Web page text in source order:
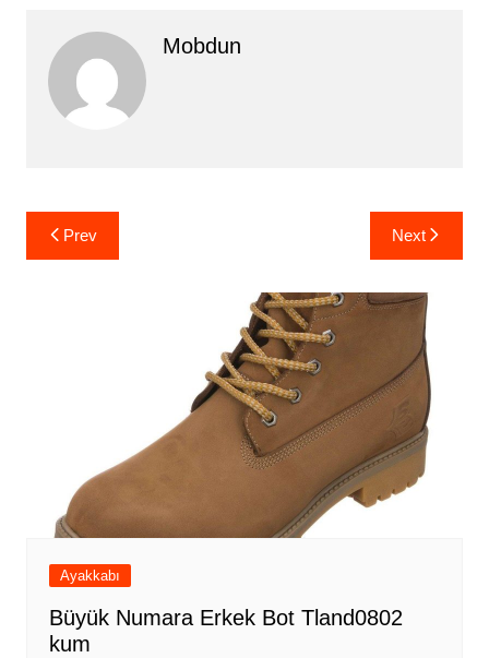
Mobdun
Yazı
gezinmesi
Prev Next
Ayakkabı
Büyük Numara Erkek Bot Tland0802
kum